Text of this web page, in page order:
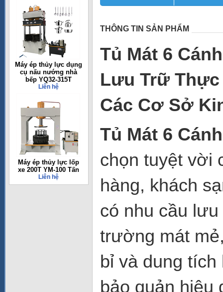
Máy ép thủy lực dụng
cụ nấu nướng nhà
bếp YQ32-315T
Liên hệ
Máy ép thủy lực lốp
xe 200T YM-100 Tấn
Liên hệ
THÔNG TIN SẢN PHẨM
Tủ Mát 6
Lưu Trữ Thực
Các Cơ Sở
Tủ Mát 6
chọn tuyệt vời
hàng, khách
có nhu cầu
trường mát
bỉ và dung
bảo quản hiệu